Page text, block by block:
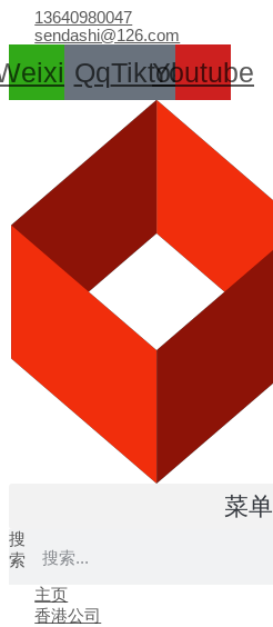
容
13640980047
sendashi@126.com
QqTiktokYoutube
菜单
搜
索
主页
香港公司